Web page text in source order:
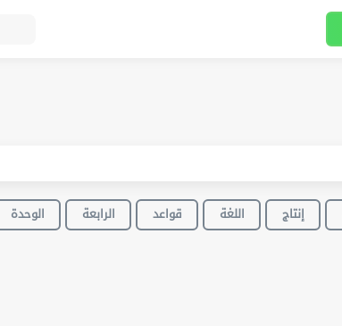
الوحدة الرابعة قواعد اللغة إنتاج